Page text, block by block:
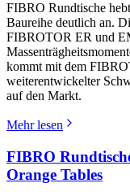
FIBRO Rundtische
Baureihe deutlich an.
FIBROTOR ER und
kommt mit dem
weiterentwickelter
auf den Markt.
Mehr lesen
FIBRO
Orange Tables